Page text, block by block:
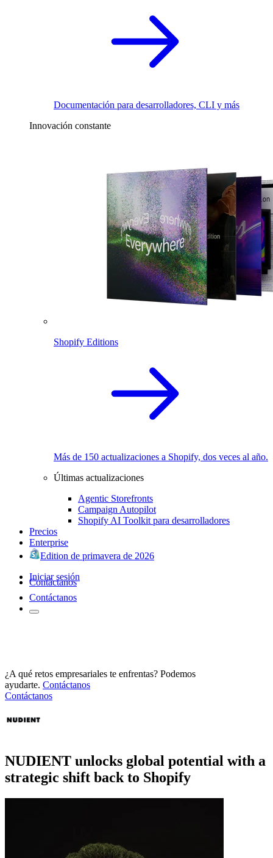
Documentación para desarrolladores, CLI y más
Innovación constante
Shopify Editions
Más de 150 actualizaciones a Shopify, dos veces al año.
Últimas actualizaciones
Agentic Storefronts
Campaign Autopilot
Shopify AI Toolkit para desarrolladores
Precios
Enterprise
Edition de primavera de 2026
Iniciar sesión
Contáctanos
Contáctanos
¿A qué retos empresariales te enfrentas? Podemos
ayudarte. Contáctanos
Contáctanos
NUDIENT unlocks global potential with a
strategic shift back to Shopify